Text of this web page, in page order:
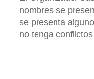
nombres se
se presenta
no tenga